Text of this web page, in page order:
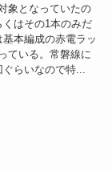
象となっていたの
はその1本のみだ
本編成の赤電ラッ
ている。常磐線に
らいなので特...